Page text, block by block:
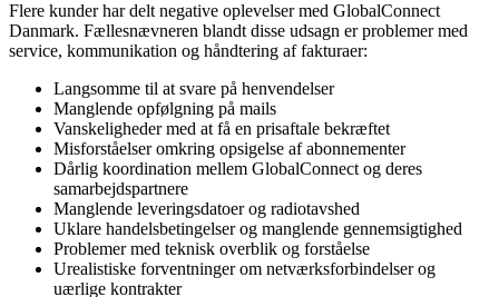
Flere kunder har delt negative oplevelser med GlobalConnect
Danmark. Fællesnævneren blandt disse udsagn er problemer med
service, kommunikation og håndtering af fakturaer:
Langsomme til at svare på henvendelser
Manglende opfølgning på mails
Vanskeligheder med at få en prisaftale bekræftet
Misforståelser omkring opsigelse af abonnementer
Dårlig koordination mellem GlobalConnect og deres
samarbejdspartnere
Manglende leveringsdatoer og radiotavshed
Uklare handelsbetingelser og manglende gennemsigtighed
Problemer med teknisk overblik og forståelse
Urealistiske forventninger om netværksforbindelser og
uærlige kontrakter